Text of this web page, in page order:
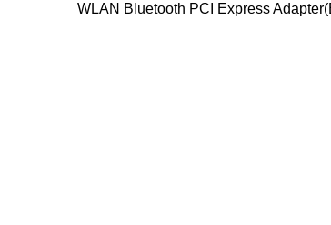
WLAN Bluetooth PCI Express